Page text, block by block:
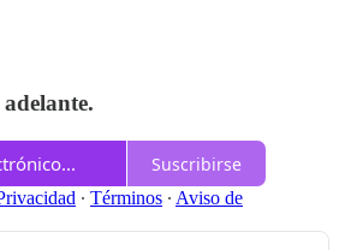
Suscribirse
∙ Términos ∙ Aviso de